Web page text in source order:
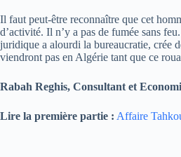
Il faut peut-être reconnaître que cet
d’activité. Il n’y a pas de fumée sans
juridique a alourdi la bureaucratie, crée
viendront pas en Algérie tant que ce
Rabah Reghis, Consultant et
Lire la première partie : Affaire